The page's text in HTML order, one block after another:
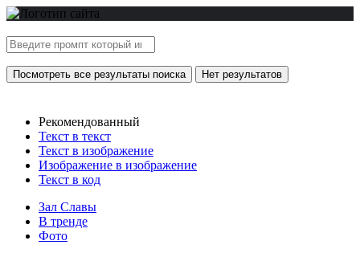
Посмотреть все результаты поиска Нет результатов
Рекомендованный
Текст в текст
Текст в изображение
Изображение в изображение
Текст в код
Зал Славы
В тренде
Фото